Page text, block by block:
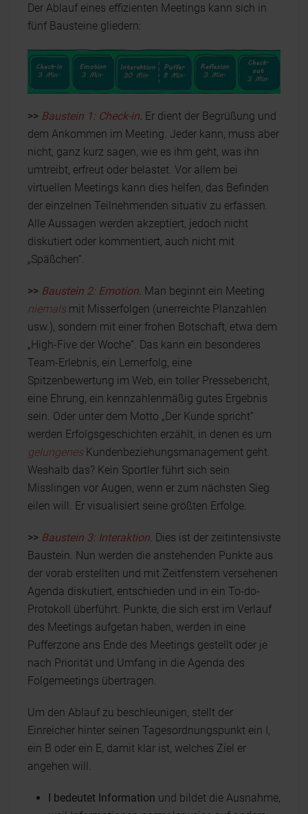
Der Ablauf eines effizienten Meetings kann sich in
fünf Bausteine gliedern:
>> Baustein 1: Check-in. Er dient der Begrüßung und
dem Ankommen im Meeting. Jeder kann, muss aber
nicht, ganz kurz sagen, wie es ihm geht, was ihn
umtreibt, erfreut oder belastet. Vor allem bei
virtuellen Meetings kann dies helfen, das Befinden
der einzelnen Teilnehmenden situativ zu erfassen.
Alle Aussagen werden akzeptiert, jedoch nicht
diskutiert oder kommentiert, auch nicht mit
„Späßchen“.
>> Baustein 2: Emotion . Man beginnt ein Meeting
niemalsmit Misserfolgen (unerreichte Planzahlen
usw.), sondern mit einer frohen Botschaft, etwa dem
„High-Five der Woche“. Das kann ein besonderes
Team-Erlebnis, ein Lernerfolg, eine
Spitzenbewertung im Web, ein toller Pressebericht,
eine Ehrung, ein kennzahlenmäßig gutes Ergebnis
sein. Oder unter dem Motto „Der Kunde spricht“
werden Erfolgsgeschichten erzählt, in denen es um
gelungenesKundenbeziehungsmanagement geht.
Weshalb das? Kein Sportler führt sich sein
Misslingen vor Augen, wenn er zum nächsten Sieg
eilen will. Er visualisiert seine größten Erfolge.
>> Baustein 3: Interaktion . Dies ist der zeitintensivste
Baustein. Nun werden die anstehenden Punkte aus
der vorab erstellten und mit Zeitfenstern versehenen
Agenda diskutiert, entschieden und in ein To-do-
Protokoll überführt. Punkte, die sich erst im Verlauf
des Meetings aufgetan haben, werden in eine
Pufferzone ans Ende des Meetings gestellt oder je
nach Priorität und Umfang in die Agenda des
Folgemeetings übertragen.
Um den Ablauf zu beschleunigen, stellt der
Einreicher hinter seinen Tagesordnungspunkt ein I,
ein B oder ein E, damit klar ist, welches Ziel er
angehen will.
I bedeutet Information und bildet die Ausnahme,